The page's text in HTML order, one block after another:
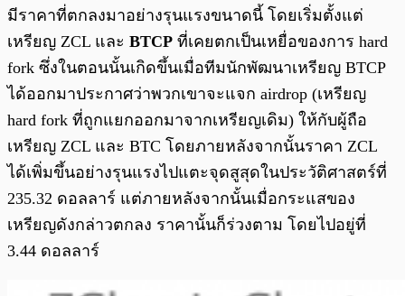
มีราคาที่ตกลงมาอย่างรุนแรงขนาดนี้ โดยเริ่มตั้งแต่
เหรียญ ZCL และ BTCP ที่เคยตกเป็นเหยื่อของการ hard
fork ซึ่งในตอนนั้นเกิดขึ้นเมื่อทีมนักพัฒนาเหรียญ BTCP
ได้ออกมาประกาศว่าพวกเขาจะแจก airdrop (เหรียญ
hard fork ที่ถูกแยกออกมาจากเหรียญเดิม) ให้กับผู้ถือ
เหรียญ ZCL และ BTC โดยภายหลังจากนั้นราคา ZCL
ได้เพิ่มขึ้นอย่างรุนแรงไปแตะจุดสูสุดในประวัติศาสตร์ที่
235.32 ดอลลาร์ แต่ภายหลังจากนั้นเมื่อกระแสของ
เหรียญดังกล่าวตกลง ราคานั้นก็ร่วงตาม โดยไปอยู่ที่
3.44 ดอลลาร์